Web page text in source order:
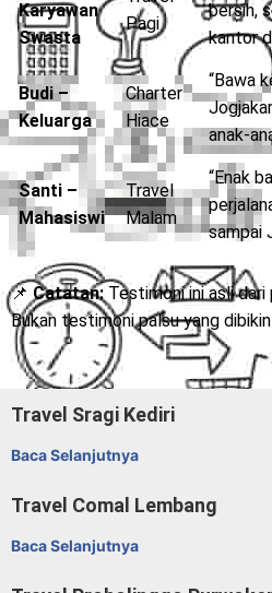
Dina –
Karyawan
Swasta
Travel
Pagi
bersih,
kantor
Budi –
Keluarga
Charter
Hiace
“Bawa
anak-
Santi –
Mahasiswi
Travel
Malam
“Enak
sampai
📌Catatan:Testimoni ini asli dari
Bukan testimoni palsu yang
Travel Sragi Kediri
Travel Comal Lembang